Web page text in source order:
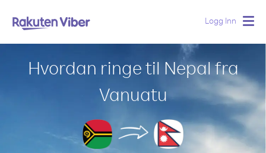
Logg Inn
Hvordan ringe til Nepal fra
Vanuatu